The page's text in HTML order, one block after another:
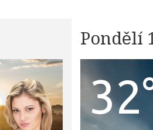
Pondělí